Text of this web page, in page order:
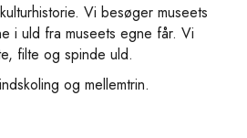
Vi besøger museets
i uld fra museets egne får. Vi
filte og spinde uld.
og mellemtrin.